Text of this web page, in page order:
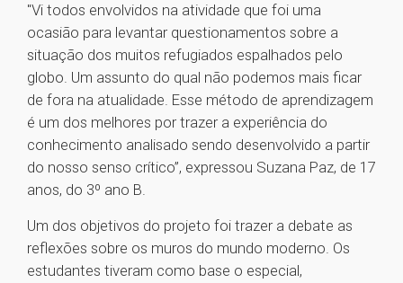
"Vi todos envolvidos na atividade que foi uma
ocasião para levantar questionamentos sobre a
situação dos muitos refugiados espalhados pelo
globo. Um assunto do qual não podemos mais ficar
de fora na atualidade. Esse método de aprendizagem
é um dos melhores por trazer a experiência do
conhecimento analisado sendo desenvolvido a partir
do nosso senso crítico”, expressou Suzana Paz, de 17
anos, do 3º ano B.
Um dos objetivos do projeto foi trazer a debate as
reflexões sobre os muros do mundo moderno. Os
estudantes tiveram como base o especial,